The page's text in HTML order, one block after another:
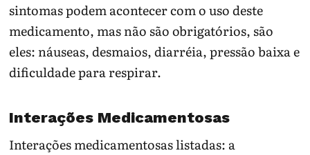
sintomas podem acontecer com o uso deste
medicamento, mas não são obrigatórios, são
eles: náuseas, desmaios, diarréia, pressão baixa e
dificuldade para respirar.
Interações Medicamentosas
Interações medicamentosas listadas: a